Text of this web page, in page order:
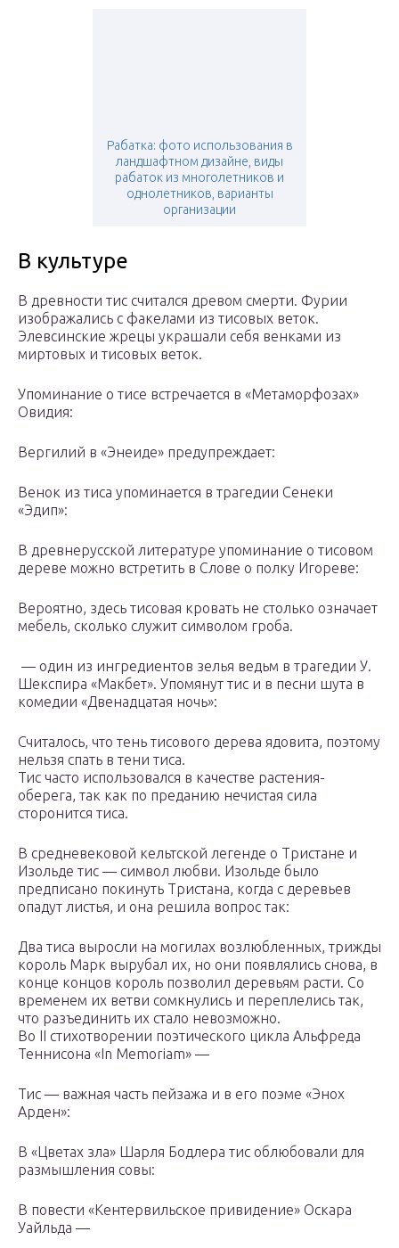
Рабатка: фото использования в
ландшафтном дизайне, виды
рабаток из многолетников и
однолетников, варианты
организации
В культуре
В древности тис считался древом смерти. Фурии
изображались с факелами из тисовых веток.
Элевсинские жрецы украшали себя венками из
миртовых и тисовых веток.
Упоминание о тисе встречается в «Метаморфозах»
Овидия:
Вергилий в «Энеиде» предупреждает:
Венок из тиса упоминается в трагедии Сенеки
«Эдип»:
В древнерусской литературе упоминание о тисовом
дереве можно встретить в Слове о полку Игореве:
Вероятно, здесь тисовая кровать не столько означает
мебель, сколько служит символом гроба.
— один из ингредиентов зелья ведьм в трагедии У.
Шекспира «Макбет». Упомянут тис и в песни шута в
комедии «Двенадцатая ночь»:
Считалось, что тень тисового дерева ядовита, поэтому
нельзя спать в тени тиса.
Тис часто использовался в качестве растения-
оберега, так как по преданию нечистая сила
сторонится тиса.
В средневековой кельтской легенде о Тристане и
Изольде тис — символ любви. Изольде было
предписано покинуть Тристана, когда с деревьев
опадут листья, и она решила вопрос так:
Два тиса выросли на могилах возлюбленных, трижды
король Марк вырубал их, но они появлялись снова, в
конце концов король позволил деревьям расти. Со
временем их ветви сомкнулись и переплелись так,
что разъединить их стало невозможно.
Во II стихотворении поэтического цикла Альфреда
Теннисона «In Memoriam» —
Тис — важная часть пейзажа и в его поэме «Энох
Арден»:
В «Цветах зла» Шарля Бодлера тис облюбовали для
размышления совы:
В повести «Кентервильское привидение» Оскара
Уайльда —